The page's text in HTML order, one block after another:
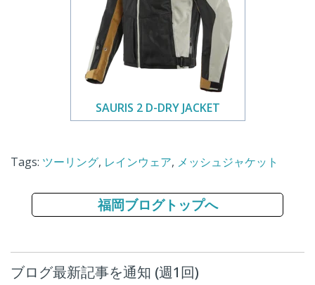
SAURIS 2 D-DRY JACKET
Tags: ツーリング, レインウェア, メッシュジャケット
福岡ブログトップへ
ブログ最新記事を通知 (週1回)